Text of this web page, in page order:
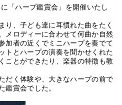
「ハープ鑑賞会」を開催いたし
、子ども達に耳慣れた曲をたく
メロディーに合わせて何曲か自然
加者の近くでミニハープを奏でて
トとハープの演奏を聞かせくれた
ことができたり、楽器の特徴も教
だく体験や、大きなハープの前で
鑑賞会でした。